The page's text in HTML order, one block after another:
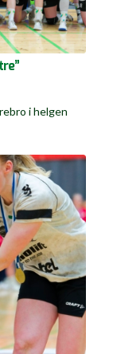
i helgen